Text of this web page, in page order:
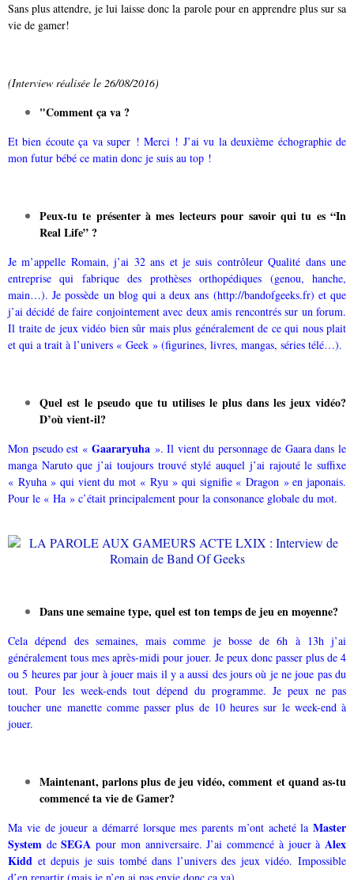
Sans plus attendre, je lui laisse donc la parole pour en apprendre plus sur sa
vie de gamer!
(Interview réalisée le 26/08/2016)
"Comment ça va ?
Et bien écoute ça va super ! Merci ! J’ai vu la deuxième échographie de
mon futur bébé ce matin donc je suis au top !
Peux-tu te présenter à mes lecteurs pour savoir qui tu es “In
Real Life” ?
Je m’appelle Romain, j’ai 32 ans et je suis contrôleur Qualité dans une
entreprise qui fabrique des prothèses orthopédiques (genou, hanche,
main…). Je possède un blog qui a deux ans (http://bandofgeeks.fr) et que
j’ai décidé de faire conjointement avec deux amis rencontrés sur un forum.
Il traite de jeux vidéo bien sûr mais plus généralement de ce qui nous plait
et qui a trait à l’univers « Geek » (figurines, livres, mangas, séries télé…).
Quel est le pseudo que tu utilises le plus dans les jeux vidéo?
D’où vient-il?
Mon pseudo est «Gaararyuha ». Il vient du personnage de Gaara dans le
manga Naruto que j’ai toujours trouvé stylé auquel j’ai rajouté le suffixe
« Ryuha » qui vient du mot « Ryu » qui signifie « Dragon » en japonais.
Pour le « Ha » c’était principalement pour la consonance globale du mot.
Dans une semaine type, quel est ton temps de jeu en moyenne?
Cela dépend des semaines, mais comme je bosse de 6h à 13h j’ai
généralement tous mes après-midi pour jouer. Je peux donc passer plus de 4
ou 5 heures par jour à jouer mais il y a aussi des jours où je ne joue pas du
tout. Pour les week-ends tout dépend du programme. Je peux ne pas
toucher une manette comme passer plus de 10 heures sur le week-end à
jouer.
Maintenant, parlons plus de jeu vidéo, comment et quand as-tu
commencé ta vie de Gamer?
Ma vie de joueur a démarré lorsque mes parents m’ont acheté la Master
System deSEGA pour mon anniversaire. J’ai commencé à jouer àAlex
Kidd et depuis je suis tombé dans l’univers des jeux vidéo. Impossible